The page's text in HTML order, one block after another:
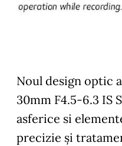
Noul design optic
30mm F4.5-6.3 IS
asferice si
precizie şi